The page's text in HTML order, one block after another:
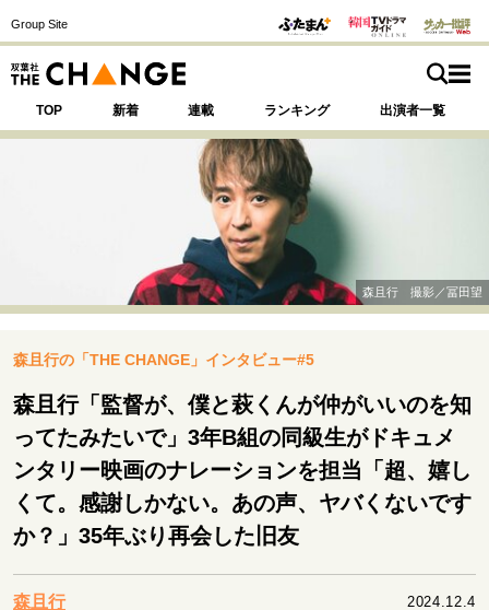
Group Site
TOP 新着 連載 ランキング 出演者一覧
注目の記事テーマで探す
運命を変えた出会い 決断の裏側
表現者の葛藤
人生が動いた日 10代の挫折と原点
キャリア・働き方
セカンドキャリアの描き方
独立という決断
森且行 撮影／冨田望
森且行の「THE CHANGE」インタビュー#5
森且行「監督が、僕と萩くんが仲がいいのを知
ってたみたいで」3年B組の同級生がドキュメ
ンタリー映画のナレーションを担当「超、嬉し
くて。感謝しかない。あの声、ヤバくないです
か？」35年ぶり再会した旧友
森且行 2024.12.4